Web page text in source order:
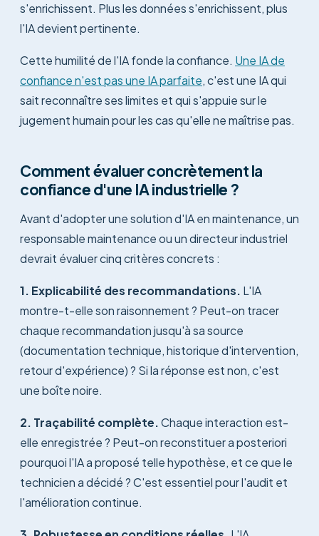
s'enrichissent. Plus les données s'enrichissent, plus
l'IA devient pertinente.
Cette humilité de l'IA fonde la confiance. Une IA de
confiance n'est pas une IA parfaite, c'est une IA qui
sait reconnaître ses limites et qui s'appuie sur le
jugement humain pour les cas qu'elle ne maîtrise pas.
Comment évaluer concrètement la
confiance d'une IA industrielle ?
Avant d'adopter une solution d'IA en maintenance, un
responsable maintenance ou un directeur industriel
devrait évaluer cinq critères concrets :
1. Explicabilité des recommandations. L'IA
montre-t-elle son raisonnement ? Peut-on tracer
chaque recommandation jusqu'à sa source
(documentation technique, historique d'intervention,
retour d'expérience) ? Si la réponse est non, c'est
une boîte noire.
2. Traçabilité complète.Chaque interaction est-
elle enregistrée ? Peut-on reconstituer a posteriori
pourquoi l'IA a proposé telle hypothèse, et ce que le
technicien a décidé ? C'est essentiel pour l'audit et
l'amélioration continue.